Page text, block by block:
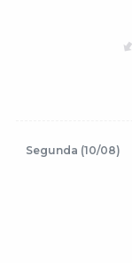
Segunda (10/08)